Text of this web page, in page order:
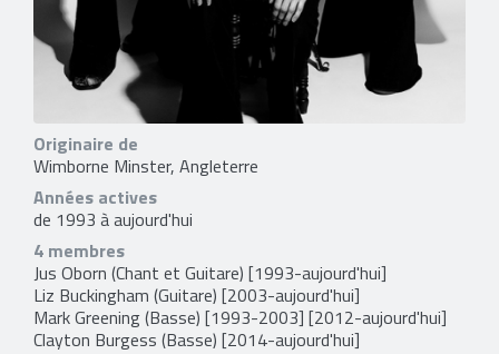
Originaire de
Wimborne Minster, Angleterre
Années actives
de 1993 à aujourd'hui
4 membres
Jus Oborn (Chant et Guitare) [1993-aujourd'hui]
Liz Buckingham (Guitare) [2003-aujourd'hui]
Mark Greening(Basse) [1993-2003] [2012-aujourd'hui]
Clayton Burgess (Basse) [2014-aujourd'hui]